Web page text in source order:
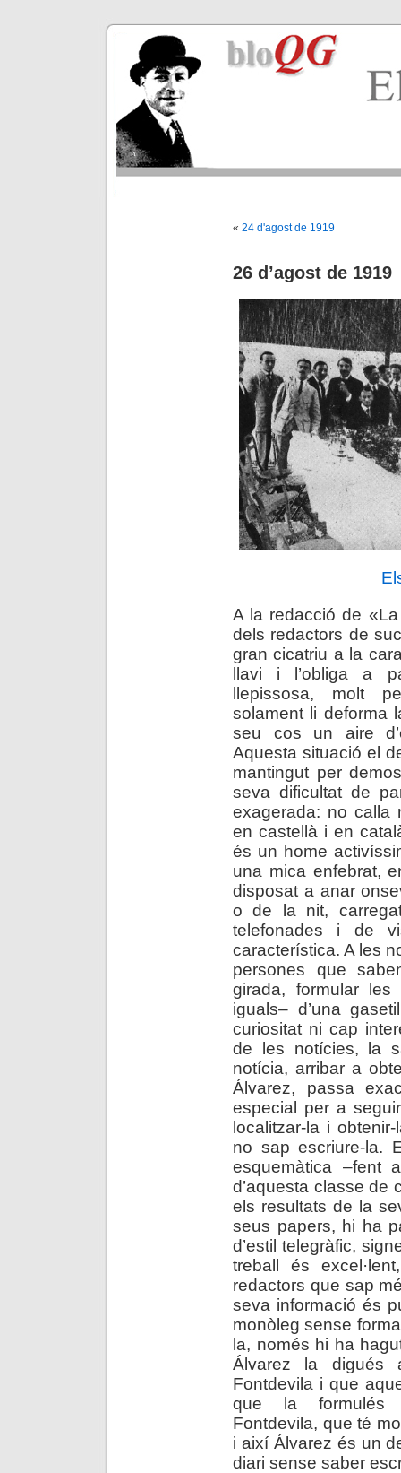
« 24 d'agost de 1919
26 d’agost de 1919
A la redacció de
dels redactors de
gran cicatriu a la
llavi i l’obliga a
llepissosa, molt
solament li deforma
seu cos un aire
Aquesta situació el
mantingut per
seva dificultat de
exagerada: no
en castellà i en
és un home
una mica enfebrat,
disposat a anar
o de la nit,
telefonades i de
característica. A les
persones que
girada, formular
iguals– d’una
curiositat ni cap
de les notícies, la
notícia, arribar a
Álvarez, passa
especial per a
localitzar-la i
no sap escriure-la.
esquemàtica –fent
d’aquesta classe de
els resultats de la
seus papers, hi ha
d’estil telegràfic,
treball és
redactors que sap
seva informació és
monòleg sense
la, només hi ha
Álvarez la digués
Fontdevila i que
que la formulés
Fontdevila, que té
i així Álvarez és un
diari sense saber